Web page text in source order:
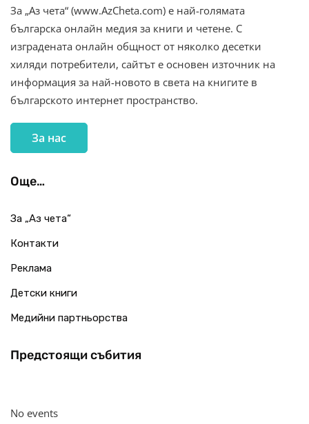
За „Аз чета“ (www.AzCheta.com) е най-голямата
българска онлайн медия за книги и четене. С
изградената онлайн общност от няколко десетки
хиляди потребители, сайтът е основен източник на
информация за най-новото в света на книгите в
българското интернет пространство.
За нас
Още…
За „Аз чета“
Контакти
Реклама
Детски книги
Медийни партньорства
Предстоящи събития
No events